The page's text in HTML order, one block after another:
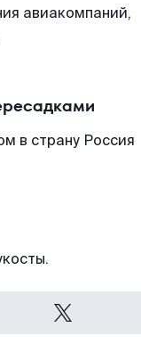
авиакомпаний,
в страну Россия